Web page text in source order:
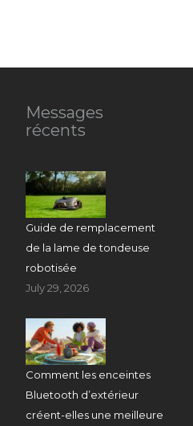
Messages
récents
Guide de remplacement
de la lame de tondeuse
robotisée
July 29, 2026
Comment les enceintes
Bluetooth d’extérieur
créent-elles une meilleure